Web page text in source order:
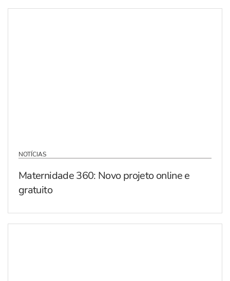
NOTÍCIAS
Maternidade 360: Novo projeto online e
gratuito